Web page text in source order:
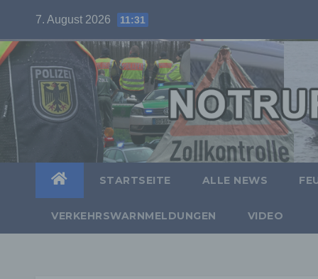
content
7. August 2026 11:31
STARTSEITE ALLE NEWS
VERKEHRSWARNMELDUNGEN VIDEO